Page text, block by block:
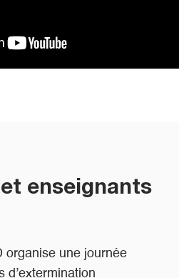
et enseignants
organise une journée
d’extermination